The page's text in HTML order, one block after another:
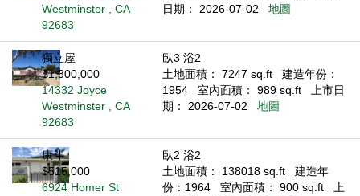
Westminster , CA
92683
日期： 2026-07-02
地圖
獨立屋
$1,300,000
14332 Joyce
Westminster , CA
92683
臥3 浴2
土地面積： 7247 sq.ft
建造年份：
1954
室內面積： 989 sq.ft
上市日
期： 2026-07-02
地圖
康斗
$515,000
6924 Homer St
臥2 浴2
土地面積： 138018 sq.ft
建造年
份：1964
室內面積： 900 sq.ft
上